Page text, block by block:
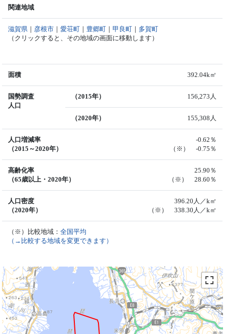
関連地域
滋賀県 ｜ 彦根市 ｜愛荘町 ｜ 豊郷町 ｜甲良町 ｜ 多賀町
（クリックすると、その地域の画面に移動します）
面積 392.04k㎡
国勢調査
人口
（2015年） 156,273人
（2020年） 155,308人
人口増減率
（2015～2020年）
-0.62％
（※） -0.75％
高齢化率
（65歳以上・2020年）
25.90％
（※） 28.60％
人口密度
（2020年）
396.20人／k㎡
（※） 338.30人／k㎡
（※）比較地域：全国平均
（→比較する地域を変更できます）